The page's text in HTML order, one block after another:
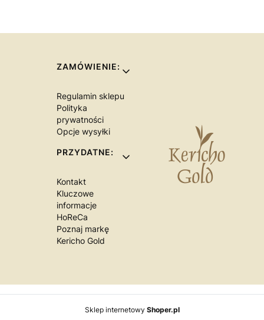
Linki w stopce
ZAMÓWIENIE:
Regulamin sklepu
Polityka
prywatności
Opcje wysyłki
PRZYDATNE:
Kontakt
Kluczowe
informacje
HoReCa
Poznaj markę
Kericho Gold
Sklep internetowy Shoper.pl